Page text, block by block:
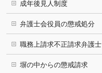
成年後見人制度
弁護士会役員の懲戒処分
職務上請求不正請求弁護士
塀の中からの懲戒請求